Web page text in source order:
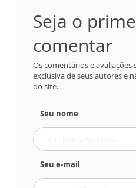
Seja o
comentar
Os comentários e
exclusiva de seus autores e
do site.
Seu nome
Seu e-mail